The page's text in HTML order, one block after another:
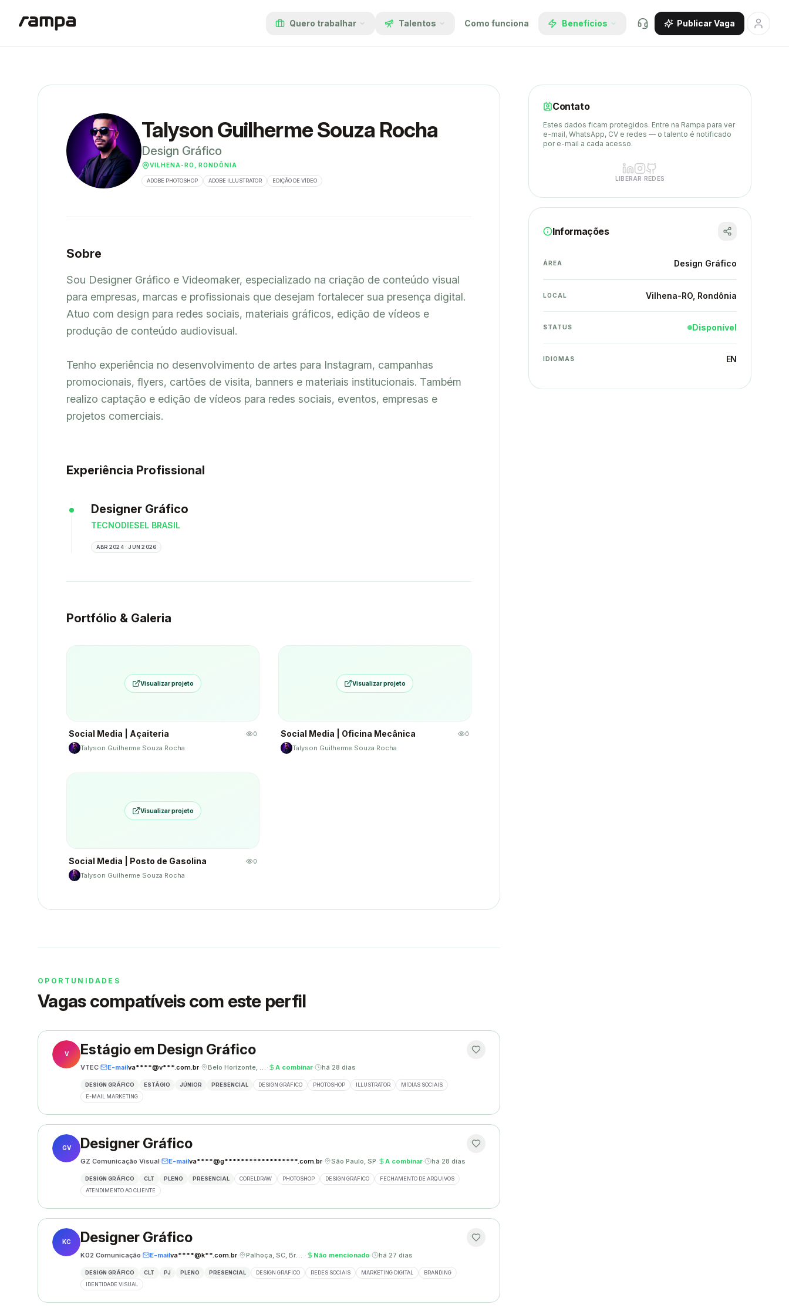
Quero trabalhar Talentos Como funciona Benefícios Publicar Vaga
Talyson Guilherme Souza Rocha
Design Gráfico
VILHENA-RO, RONDÔNIA
ADOBE PHOTOSHOP ADOBE ILLUSTRATOR EDIÇÃO DE VÍDEO
Sobre
Sou Designer Gráfico e Videomaker, especializado na criação de conteúdo visual
para empresas, marcas e profissionais que desejam fortalecer sua presença digital.
Atuo com design para redes sociais, materiais gráficos, edição de vídeos e
produção de conteúdo audiovisual.
Tenho experiência no desenvolvimento de artes para Instagram, campanhas
promocionais, flyers, cartões de visita, banners e materiais institucionais. Também
realizo captação e edição de vídeos para redes sociais, eventos, empresas e
projetos comerciais.
Experiência Profissional
Designer Gráfico
TECNODIESEL BRASIL
ABR 2024 · JUN 2026
Portfólio & Galeria
Visualizar projeto
Social Media | Açaiteria
Talyson Guilherme Souza Rocha
0
Visualizar projeto
Social Media | Oficina Mecânica
Talyson Guilherme Souza Rocha
0
Visualizar projeto
Social Media | Posto de Gasolina
Talyson Guilherme Souza Rocha
0
OPORTUNIDADES
Vagas compatíveis com este perfil
V Estágio em Design Gráfico
VTEC· E-mailva****@v***.com.br· · A combinar· há 28 dias
DESIGN GRÁFICO ESTÁGIO JÚNIOR PRESENCIAL DESIGN GRÁFICO PHOTOSHOP ILLUSTRATOR
MÍDIAS SOCIAIS
E-MAIL MARKETING
GV Designer Gráfico
GZ Comunicação Visual· E-mailva****@g******************.com.br· São Paulo, SP· A combinar· há 28 dias
DESIGN GRÁFICO CLT PLENO PRESENCIAL CORELDRAW PHOTOSHOP DESIGN GRÁFICO
FECHAMENTO DE ARQUIVOS
ATENDIMENTO AO CLIENTE
KC Designer Gráfico
K02 Comunicação· E-mailva****@k**.com.br· · Não mencionado· há 27 dias
DESIGN GRÁFICO CLT PJ PLENO PRESENCIAL DESIGN GRÁFICO REDES SOCIAIS MARKETING DIGITAL
BRANDING
IDENTIDADE VISUAL
Contato
Estes dados ficam protegidos. Entre na Rampa para ver
e-mail, WhatsApp, CV e redes — o talento é notificado
por e-mail a cada acesso.
LIBERAR REDES
Informações
ÁREA Design Gráfico
LOCAL Vilhena-RO , Rondônia
STATUS Disponível
IDIOMAS EN